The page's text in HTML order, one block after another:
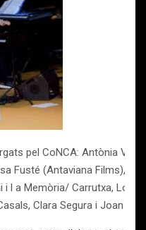
pel CoNCA: Antònia
Fusté (Antaviana Films),
l a Memòria/ Carrutxa, Los
Clara Segura i Joan J.